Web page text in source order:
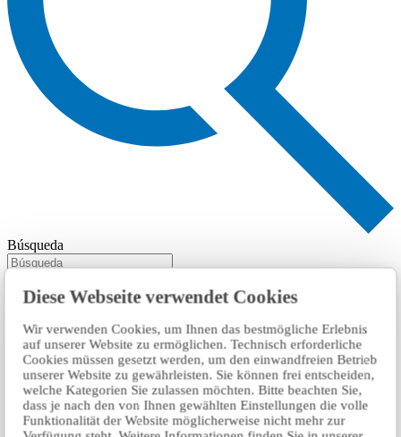
Diese Webseite verwendet Cookies
Wir verwenden Cookies, um Ihnen das bestmögliche Erlebnis
auf unserer Website zu ermöglichen. Technisch erforderliche
Cookies müssen gesetzt werden, um den einwandfreien Betrieb
unserer Website zu gewährleisten. Sie können frei entscheiden,
welche Kategorien Sie zulassen möchten. Bitte beachten Sie,
dass je nach den von Ihnen gewählten Einstellungen die volle
Funktionalität der Website möglicherweise nicht mehr zur
Búsqueda